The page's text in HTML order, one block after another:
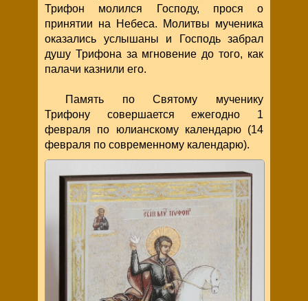
Трифон молился Господу, прося о
принятии на Небеса. Молитвы мученика
оказались услышаны и Господь забрал
душу Трифона за мгновение до того, как
палачи казнили его.
Память по Святому мученику
Трифону совершается ежегодно 1
февраля по юлианскому календарю (14
февраля по современному календарю).